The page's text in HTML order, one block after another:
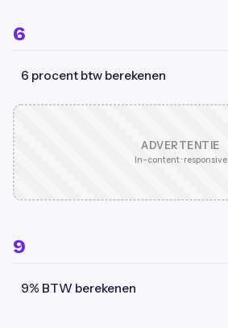
6
6 procent btw berekenen
ADVERTENTIE
In-content · responsive
9
9% BTW berekenen